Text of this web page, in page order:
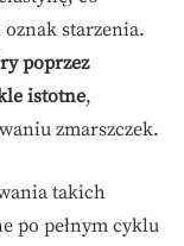
starzenia.
poprzez
istotne,
zmarszczek.
takich
po pełnym cyklu